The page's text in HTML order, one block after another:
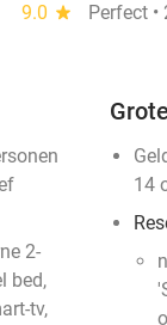
9.0 star
Perfect
2-
bed,
tv,
14